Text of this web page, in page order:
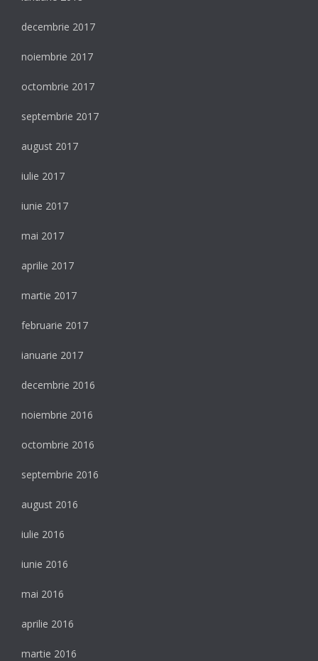
decembrie 2017
noiembrie 2017
octombrie 2017
septembrie 2017
august 2017
iulie 2017
iunie 2017
mai 2017
aprilie 2017
martie 2017
februarie 2017
ianuarie 2017
decembrie 2016
noiembrie 2016
octombrie 2016
septembrie 2016
august 2016
iulie 2016
iunie 2016
mai 2016
aprilie 2016
martie 2016